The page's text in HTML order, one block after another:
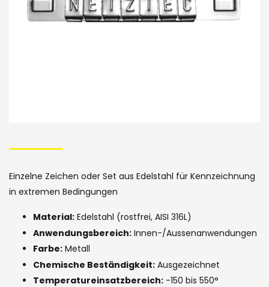
to
the
beginning
of
the
images
gallery
Einzelne Zeichen oder Set aus Edelstahl für Kennzeichnung
in extremen Bedingungen
Material: Edelstahl (rostfrei, AISI 316L)
Anwendungsbereich: Innen-/Aussenanwendungen
Farbe: Metall
Chemische Beständigkeit: Ausgezeichnet
Temperatureinsatzbereich: -150 bis 550°